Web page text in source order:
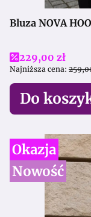
Bluza NOVA
Cena
229,00 zł
Najniższa cena:
Do
Okazja
Nowość